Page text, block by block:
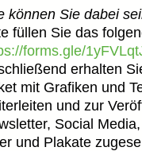
können Sie dabei
füllen Sie das
forms.gle/
erhalten
mit Grafiken und
und zur
Social
und Plakate